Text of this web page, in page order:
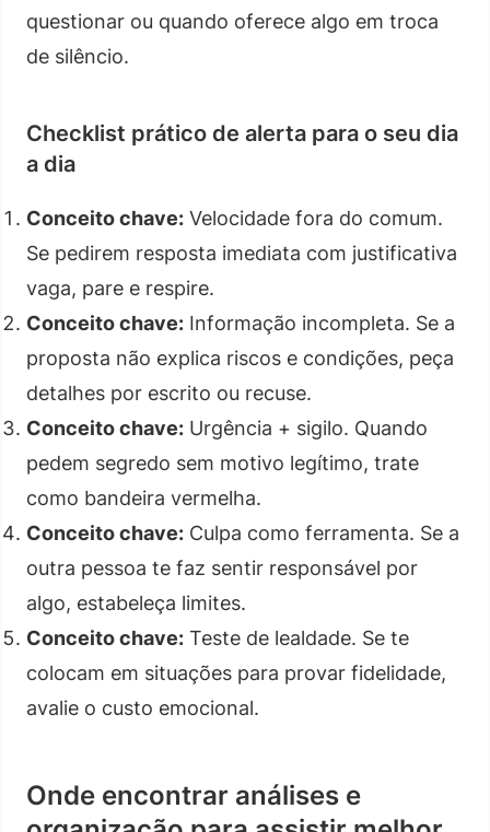
questionar ou quando oferece algo em troca
de silêncio.
Checklist prático de alerta para o seu dia
a dia
Conceito chave: Velocidade fora do comum.
Se pedirem resposta imediata com justificativa
vaga, pare e respire.
Conceito chave: Informação incompleta. Se a
proposta não explica riscos e condições, peça
detalhes por escrito ou recuse.
Conceito chave: Urgência + sigilo. Quando
pedem segredo sem motivo legítimo, trate
como bandeira vermelha.
Conceito chave: Culpa como ferramenta. Se a
outra pessoa te faz sentir responsável por
algo, estabeleça limites.
Conceito chave: Teste de lealdade. Se te
colocam em situações para provar fidelidade,
avalie o custo emocional.
Onde encontrar análises e